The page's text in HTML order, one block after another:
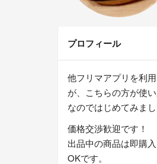
プロフィール
他フリマアプリを利
が、こちらの方が使
なのではじめてみま
価格交渉歓迎です！
出品中の商品は即購
OKです。